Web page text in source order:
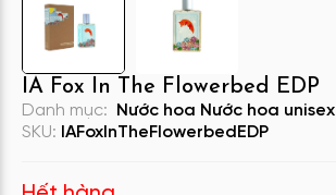
IA Fox In The Flowerbed EDP
Danh mục: Nước hoa Nước hoa unisex
SKU: IAFoxInTheFlowerbedEDP